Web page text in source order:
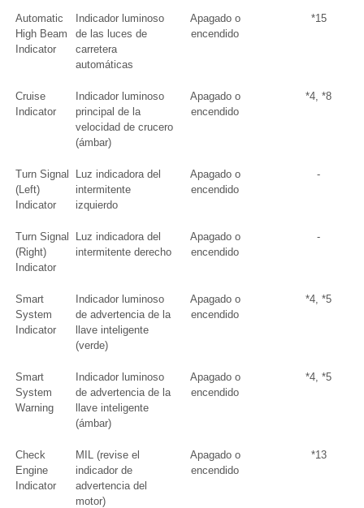
Automatic
High Beam
Indicator
Indicador luminoso
de las luces de
carretera
automáticas
Apagado o
encendido
*15
Cruise
Indicator
Indicador luminoso
principal de la
velocidad de crucero
(ámbar)
Apagado o
encendido
*4, *8
Turn Signal
(Left)
Indicator
Luz indicadora del
intermitente
izquierdo
Apagado o
encendido
-
Turn Signal
(Right)
Indicator
Luz indicadora del
intermitente derecho
Apagado o
encendido
-
Smart
System
Indicator
Indicador luminoso
de advertencia de la
llave inteligente
(verde)
Apagado o
encendido
*4, *5
Smart
System
Warning
Indicador luminoso
de advertencia de la
llave inteligente
(ámbar)
Apagado o
encendido
*4, *5
Check
Engine
Indicator
MIL (revise el
indicador de
advertencia del
motor)
Apagado o
encendido
*13